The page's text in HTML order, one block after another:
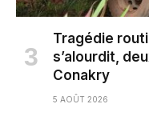
Tragédie
s’alourdit,
Conakry
5 AOÛT 2026